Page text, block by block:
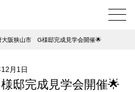
メ
ニ
く
大阪狭山市 G様邸完成見学会開催🌟
月1日
邸完成見学会開催🌟